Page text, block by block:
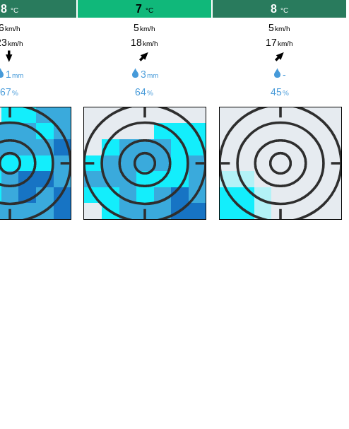
8 °C
km/h
km/h
1mm
67%
7 °C
5km/h
18km/h
3mm
64%
8 °C
5km/h
17km/h
-
45%